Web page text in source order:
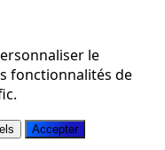
le
fonctionnalités de
Accepter